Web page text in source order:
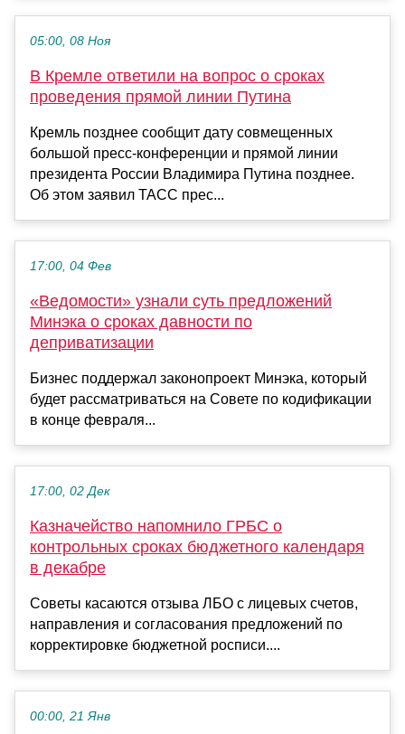
05:00, 08 Ноя
В Кремле ответили на вопрос о сроках
проведения прямой линии Путина
Кремль позднее сообщит дату совмещенных
большой пресс-конференции и прямой линии
президента России Владимира Путина позднее.
Об этом заявил ТАСС прес...
17:00, 04 Фев
«Ведомости» узнали суть предложений
Минэка о сроках давности по
деприватизации
Бизнес поддержал законопроект Минэка, который
будет рассматриваться на Совете по кодификации
в конце февраля...
17:00, 02 Дек
Казначейство напомнило ГРБС о
контрольных сроках бюджетного календаря
в декабре
Советы касаются отзыва ЛБО с лицевых счетов,
направления и согласования предложений по
корректировке бюджетной росписи....
00:00, 21 Янв